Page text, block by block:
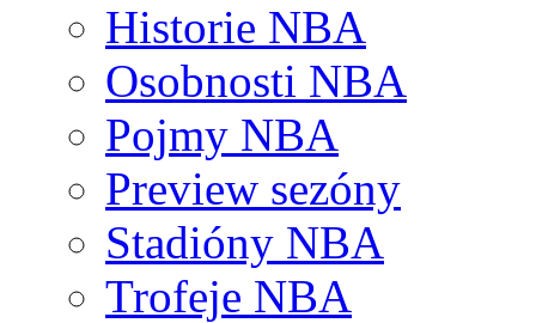
Historie NBA
Osobnosti NBA
Pojmy NBA
Preview sezóny
Stadióny NBA
Trofeje NBA